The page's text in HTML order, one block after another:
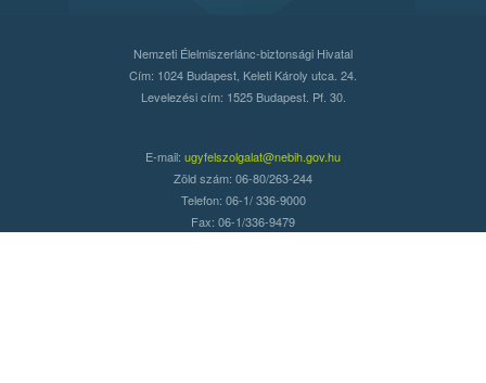
Nemzeti Élelmiszerlánc-biztonsági Hivatal
Cím: 1024 Budapest, Keleti Károly utca. 24.
Levelezési cím: 1525 Budapest. Pf. 30.
E-mail: ugyfelszolgalat@nebih.gov.hu
Zöld szám: 06-80/263-244
Telefon: 06-1/ 336-9000
Fax: 06-1/336-9479